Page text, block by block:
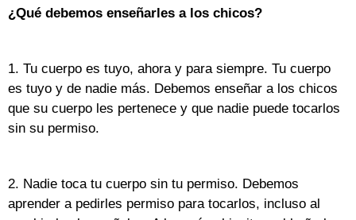
¿Qué debemos enseñarles a los chicos?
1. Tu cuerpo es tuyo, ahora y para siempre. Tu cuerpo
es tuyo y de nadie más. Debemos enseñar a los chicos
que su cuerpo les pertenece y que nadie puede tocarlos
sin su permiso.
2. Nadie toca tu cuerpo sin tu permiso. Debemos
aprender a pedirles permiso para tocarlos, incluso al